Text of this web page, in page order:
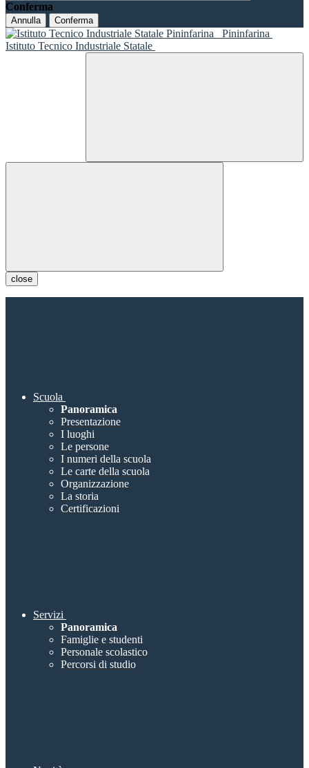
Conferma
Annulla Conferma
Pininfarina
Istituto Tecnico Industriale Statale
close
Scuola
Panoramica
Presentazione
I luoghi
Le persone
I numeri della scuola
Le carte della scuola
Organizzazione
La storia
Certificazioni
Servizi
Panoramica
Famiglie e studenti
Personale scolastico
Percorsi di studio